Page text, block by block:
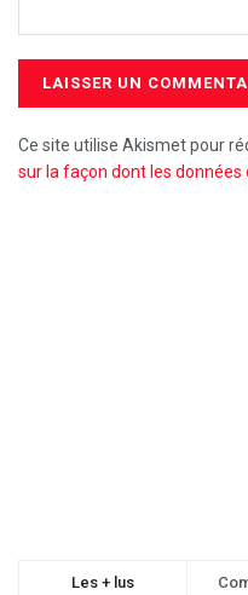
Ce site utilise Akismet pour
sur la façon dont les
Les + lus